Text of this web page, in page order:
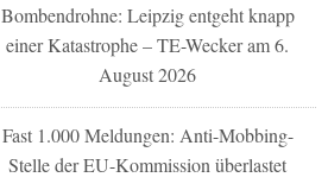
Bombendrohne: Leipzig entgeht knapp
einer Katastrophe – TE-Wecker am 6.
August 2026
Fast 1.000 Meldungen: Anti-Mobbing-
Stelle der EU-Kommission überlastet